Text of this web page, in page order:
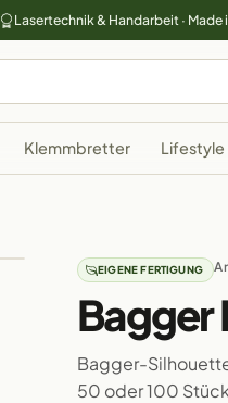
Lasertechnik & Handarbeit · Made
Klemmbretter Lifestyle
EIGENE FERTIGUNG
Bagger-
50 oder 100